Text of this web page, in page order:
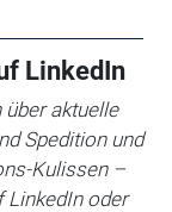
LinkedIn
aktuelle
Spedition und
Kulissen –
LinkedIn oder